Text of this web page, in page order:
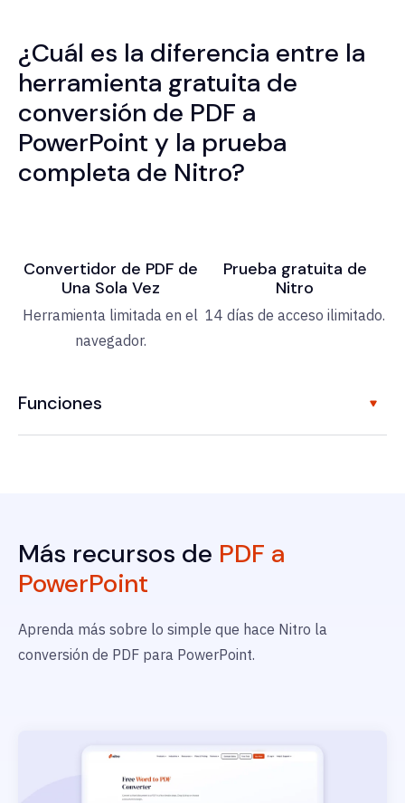
¿Cuál es la diferencia entre la
herramienta gratuita de
conversión de PDF a
PowerPoint y la prueba
completa de Nitro?
Convertidor de PDF de
Una Sola Vez
Herramienta limitada en el
navegador.
Prueba gratuita de
Nitro
14 días de acceso ilimitado.
Funciones
Más recursos de PDF a
PowerPoint
Aprenda más sobre lo simple que hace Nitro la
conversión de PDF para PowerPoint.